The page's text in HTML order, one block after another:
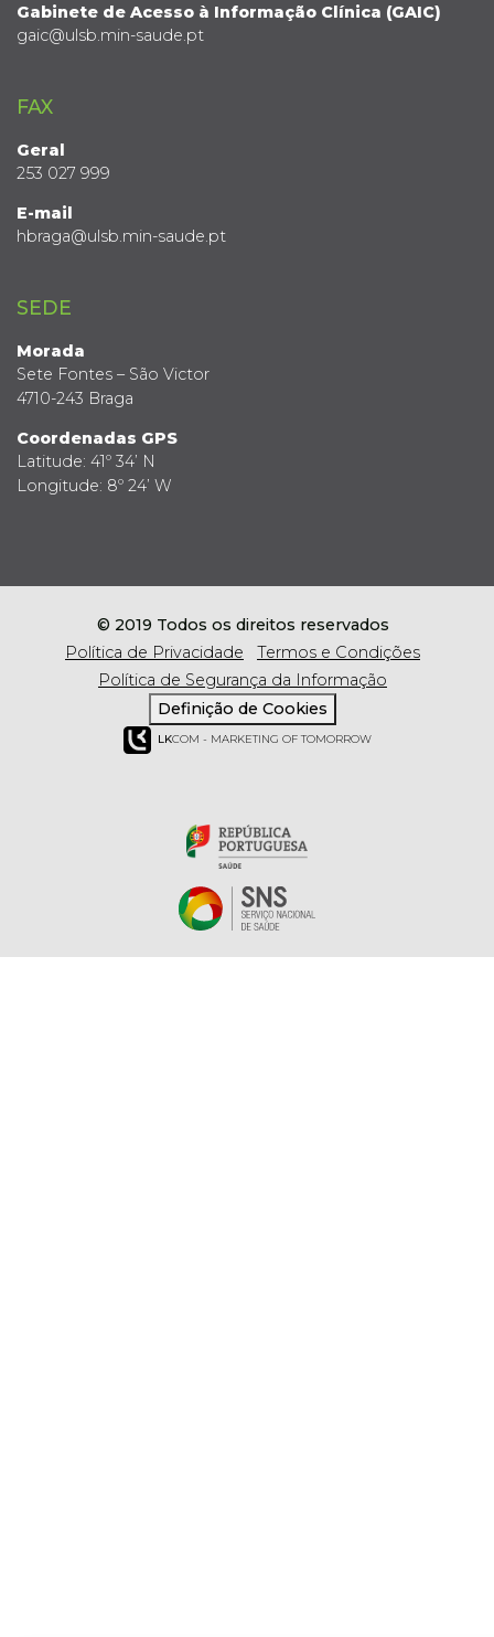
Gabinete de Acesso à Informação Clínica (GAIC)
gaic@ulsb.min-saude.pt
FAX
Geral
253 027 999
E-mail
hbraga@ulsb.min-saude.pt
SEDE
Morada
Sete Fontes – São Victor
4710-243 Braga
Coordenadas GPS
Latitude: 41º 34’ N
Longitude: 8º 24’ W
© 2019 Todos os direitos reservados
Política de Privacidade
Termos e Condições
Política de Segurança da Informação
Definição de Cookies
LKCOM - MARKETING OF TOMORROW